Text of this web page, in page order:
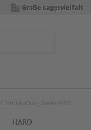
Große Lagervielfalt
HARO